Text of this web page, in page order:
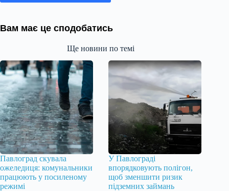
Вам має це сподобатись
Ще новини по темі
Павлоград скувала
ожеледиця: комунальники
працюють у посиленому
режимі
У Павлограді
впорядковують полігон,
щоб зменшити ризик
підземних займань